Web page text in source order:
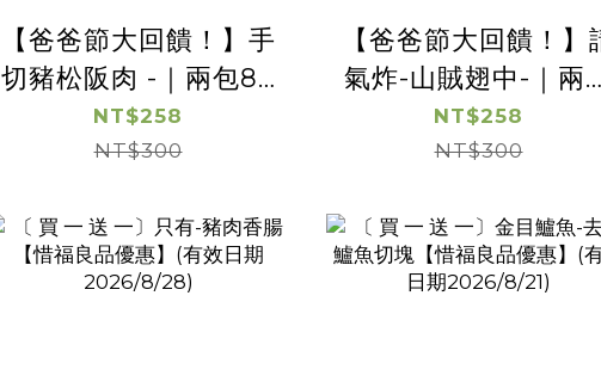
【爸爸節大回饋！】手
切豬松阪肉 -｜兩包88
折｜
NT$258
NT$300
【爸爸節大回饋！】
氣炸-山賊翅中-｜兩包
88折｜
NT$258
NT$300